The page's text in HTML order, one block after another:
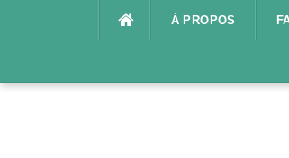
À PROPOS